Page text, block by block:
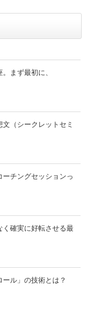
まず最初に、
（シークレットセミ
チングセッションっ
く確実に好転させる最
ル」の技術とは？